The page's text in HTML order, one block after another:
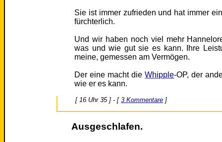
Sie ist immer zufrieden und hat immer
fürchterlich.
Und wir haben noch viel mehr
was und wie gut sie es kann. Ihre
meine, gemessen am Vermögen.
Der eine macht dieWhipple-OP, der
wie er es kann.
[ 16 Uhr 35 ] - [3 Kommentare ]
Ausgeschlafen.